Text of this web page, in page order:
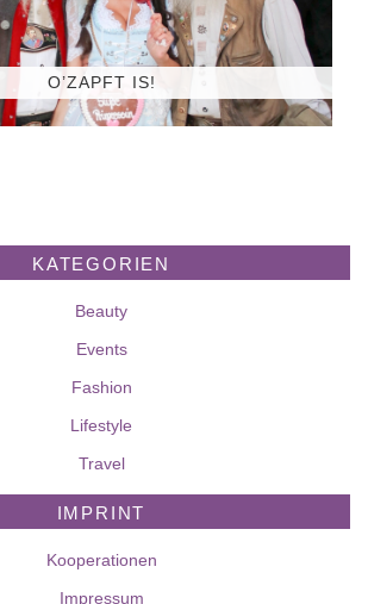
O’ZAPFT IS!
KATEGORIEN
Beauty
Events
Fashion
Lifestyle
Travel
IMPRINT
Kooperationen
Impressum